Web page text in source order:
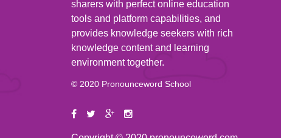
sharers with perfect online education
tools and platform capabilities, and
provides knowledge seekers with rich
knowledge content and learning
environment together.
© 2020 Pronounceword School